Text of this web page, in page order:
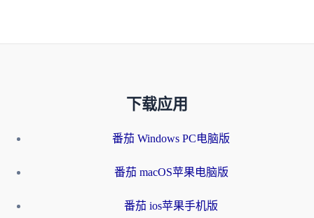
下载应用
番茄 Windows PC电脑版
番茄 macOS苹果电脑版
番茄 ios苹果手机版